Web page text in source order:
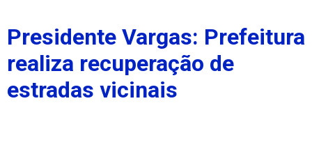
Presidente Vargas: Prefeitura
realiza recuperação de
estradas vicinais